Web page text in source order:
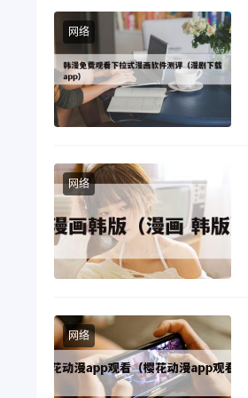
网络
网络
网络